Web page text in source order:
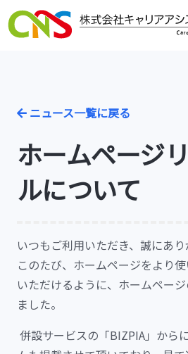
ニュース一覧に戻る
ホームページ
ルについて
いつもご利用いただき、誠にあり
このたび、ホームページをより
いただけるように、ホームペー
ました。
併設サービスの「BIZPIA」から